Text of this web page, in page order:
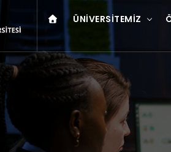
ÜNIVERSITEMIZ